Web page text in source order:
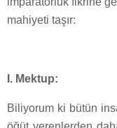
mahiyeti taşır:
I. Mektup:
Biliyorum ki bütün